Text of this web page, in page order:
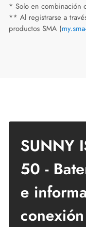
* Solo en combinación
** Al registrarse a
productos SMA (
SUNNY
50 -
e